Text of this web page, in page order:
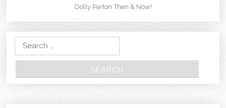
Dolly Parton Then & Now!
Search for: